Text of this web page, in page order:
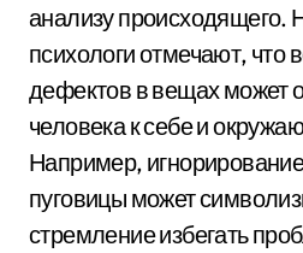
анализу происходящего.
психологи отмечают, что
дефектов в вещах может
человека к себе и
Например,
пуговицы может
стремление избегать